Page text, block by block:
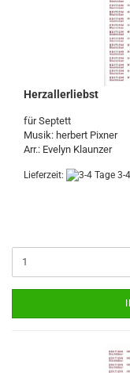
Herzallerliebst
für Septett
Musik: herbert Pixner
Arr.: Evelyn Klaunzer
Lieferzeit: 3-